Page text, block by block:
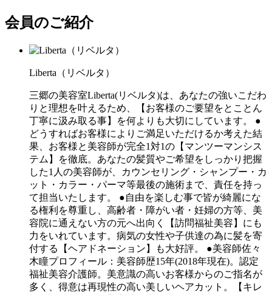
会員のご紹介
Liberta（リベルタ）
三郷の美容室Liberta(リベルタ)は、あなたの強いこだわ
りと理想を叶えるため、【お客様のご要望をとことん
丁寧に汲み取る事】を何よりも大切にしています。 ●
どうすればお客様によりご満足いただけるか考えた結
果、お客様と美容師が完全1対1の【マンツーマンシス
テム】を徹底。あなたの髪質やご希望をしっかり把握
した1人の美容師が、カウンセリング・シャンプー・カ
ット・カラー・パーマ等最後の施術まで、責任を持っ
て担当いたします。 ●自由を楽しむ事で皆が綺麗にな
る権利を尊重し、高齢者・障がい者・妊婦の方等、美
容院に通えない方の元へ出向く【訪問福祉美容】にも
力をいれています。病気の女性や子供達の為に髪を寄
付する【ヘアドネーション】も大好評。 ●美容師佐々
木瞳プロフィール：美容師歴15年(2018年現在)。認定
福祉美容介護師。美意識の高いお客様からのご指名が
多く、得意は再現性の高い美しいヘアカット。【キレ